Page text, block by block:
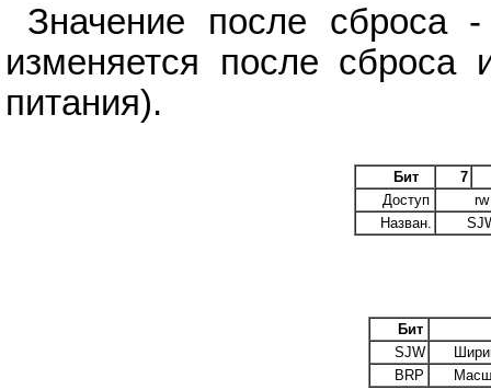
Значение после
изменяется после сброса
питания).
Бит
7
Доступ
rw
Назван.
Бит
SJW
BRP